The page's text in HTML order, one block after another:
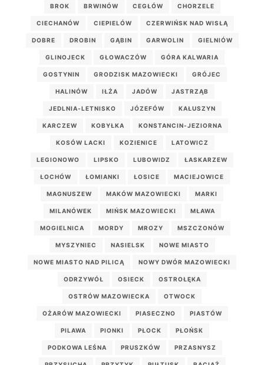
BROK BRWINÓW CEGŁÓW CHORZELE
CIECHANÓW CIEPIELÓW CZERWIŃSK NAD WISŁĄ
DOBRE DROBIN GĄBIN GARWOLIN GIELNIÓW
GLINOJECK GŁOWACZÓW GÓRA KALWARIA
GOSTYNIN GRODZISK MAZOWIECKI GRÓJEC
HALINÓW IŁŻA JADÓW JASTRZĄB
JEDLNIA-LETNISKO JÓZEFÓW KAŁUSZYN
KARCZEW KOBYŁKA KONSTANCIN-JEZIORNA
KOSÓW LACKI KOZIENICE LATOWICZ
LEGIONOWO LIPSKO LUBOWIDZ ŁASKARZEW
ŁOCHÓW ŁOMIANKI ŁOSICE MACIEJOWICE
MAGNUSZEW MAKÓW MAZOWIECKI MARKI
MILANÓWEK MIŃSK MAZOWIECKI MŁAWA
MOGIELNICA MORDY MROZY MSZCZONÓW
MYSZYNIEC NASIELSK NOWE MIASTO
NOWE MIASTO NAD PILICĄ NOWY DWÓR MAZOWIECKI
ODRZYWÓŁ OSIECK OSTROŁĘKA
OSTRÓW MAZOWIECKA OTWOCK
OŻARÓW MAZOWIECKI PIASECZNO PIASTÓW
PILAWA PIONKI PŁOCK PŁOŃSK
PODKOWA LEŚNA PRUSZKÓW PRZASNYSZ